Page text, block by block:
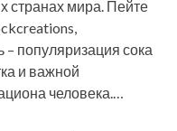
странах мира. Пейте
популяризация сока
и важной
человека.…